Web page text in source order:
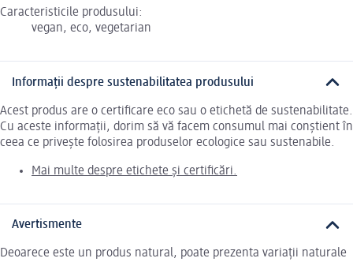
Caracteristicile produsului:
vegan, eco, vegetarian
Informații despre sustenabilitatea produsului
Acest produs are o certificare eco sau o etichetă de sustenabilitate.
Cu aceste informații, dorim să vă facem consumul mai conștient în
ceea ce privește folosirea produselor ecologice sau sustenabile.
Mai multe despre etichete și certificări.
Avertismente
Deoarece este un produs natural, poate prezenta variații naturale